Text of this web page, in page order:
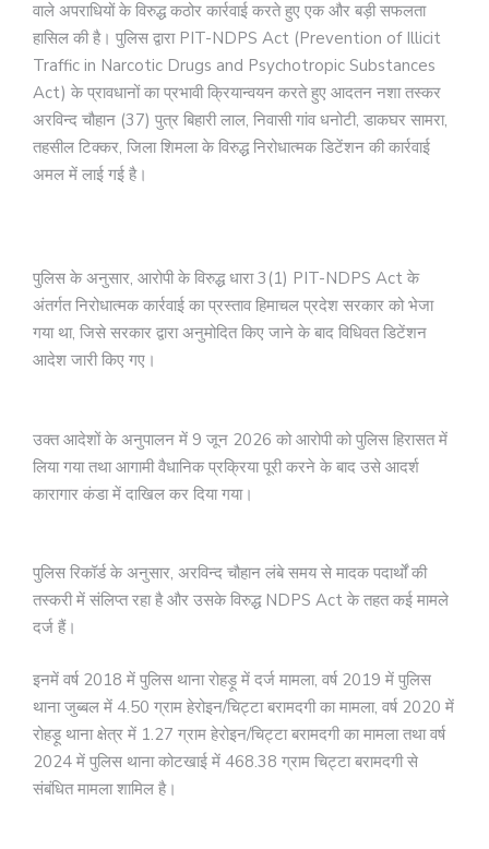
वाले अपराधियों के विरुद्ध कठोर कार्रवाई करते हुए एक और बड़ी सफलता
हासिल की है। पुलिस द्वारा PIT-NDPS Act (Prevention of Illicit
Traffic in Narcotic Drugs and Psychotropic Substances
Act) के प्रावधानों का प्रभावी क्रियान्वयन करते हुए आदतन नशा तस्कर
अरविन्द चौहान (37) पुत्र बिहारी लाल, निवासी गांव धनोटी, डाकघर सामरा,
तहसील टिक्कर, जिला शिमला के विरुद्ध निरोधात्मक डिटेंशन की कार्रवाई
अमल में लाई गई है।
पुलिस के अनुसार, आरोपी के विरुद्ध धारा 3(1) PIT-NDPS Act के
अंतर्गत निरोधात्मक कार्रवाई का प्रस्ताव हिमाचल प्रदेश सरकार को भेजा
गया था, जिसे सरकार द्वारा अनुमोदित किए जाने के बाद विधिवत डिटेंशन
आदेश जारी किए गए।
उक्त आदेशों के अनुपालन में 9 जून 2026 को आरोपी को पुलिस हिरासत में
लिया गया तथा आगामी वैधानिक प्रक्रिया पूरी करने के बाद उसे आदर्श
कारागार कंडा में दाखिल कर दिया गया।
पुलिस रिकॉर्ड के अनुसार, अरविन्द चौहान लंबे समय से मादक पदार्थों की
तस्करी में संलिप्त रहा है और उसके विरुद्ध NDPS Act के तहत कई मामले
दर्ज हैं।
इनमें वर्ष 2018 में पुलिस थाना रोहड़ू में दर्ज मामला, वर्ष 2019 में पुलिस
थाना जुब्बल में 4.50 ग्राम हेरोइन/चिट्टा बरामदगी का मामला, वर्ष 2020 में
रोहड़ू थाना क्षेत्र में 1.27 ग्राम हेरोइन/चिट्टा बरामदगी का मामला तथा वर्ष
2024 में पुलिस थाना कोटखाई में 468.38 ग्राम चिट्टा बरामदगी से
संबंधित मामला शामिल है।